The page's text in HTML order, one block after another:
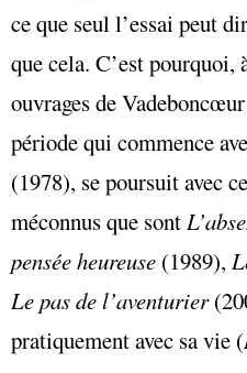
ce que seul l’essai peut
que cela. C’est pourquoi,
ouvrages de
période qui commence
(1978), se poursuit avec
méconnus que sont
pensée heureuse (1989),
Le pas de l’aventurier
pratiquement avec sa vie (